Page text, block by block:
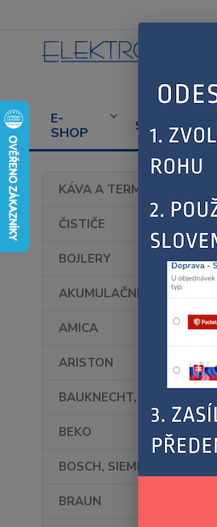
E-
SHOP
SERVIS
KÁVA A TERMOHRNKY
ČISTIČE
BOJLERY
AKUMULAČNÍ KAMNA
AMICA
ARISTON
BAUKNECHT, WHIRLPOOL
BEKO
BOSCH, SIEMENS
BRAUN